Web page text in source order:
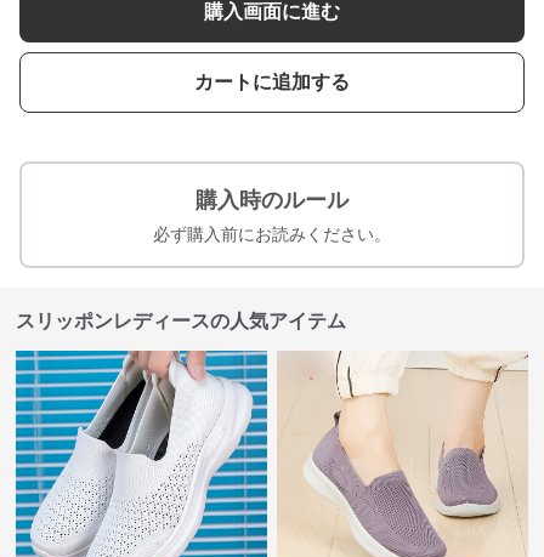
購入画面に進む
カートに追加する
購入時のルール
必ず購入前にお読みください。
スリッポンレディースの人気アイテム